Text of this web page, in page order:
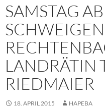
SAMSTAG
LANDRÄTIN
RIEDMAIER
18. APRIL 2015 HAPEBA